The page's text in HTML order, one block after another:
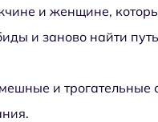
и женщине,
и заново найти
и трогательные